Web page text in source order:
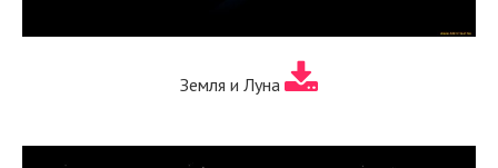
Земля и Луна